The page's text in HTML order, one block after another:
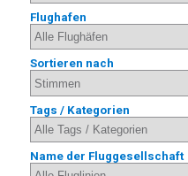
Flughafen
Sortieren nach
Tags / Kategorien
Name der Fluggesellschaft